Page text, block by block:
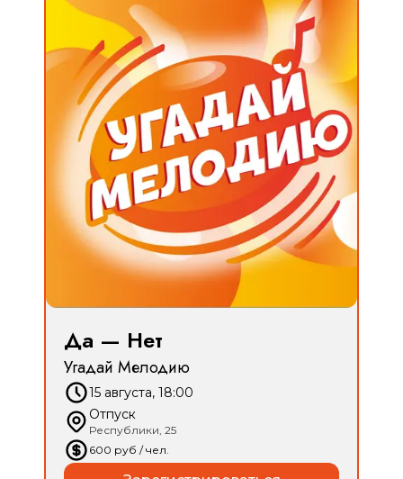
Да — Нет
Угадай Мелодию
15 августа, 18:00
Отпуск
Республики, 25
600 руб / чел.